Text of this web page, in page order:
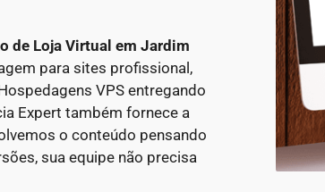
de Loja Virtual em Jardim
para sites profissional,
VPS entregando
Expert também fornece a
o conteúdo pensando
sua equipe não precisa